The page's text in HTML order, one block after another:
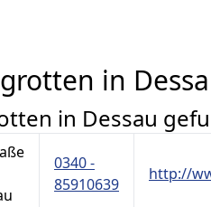
in
in Dessau
0340 -
85910639
http://